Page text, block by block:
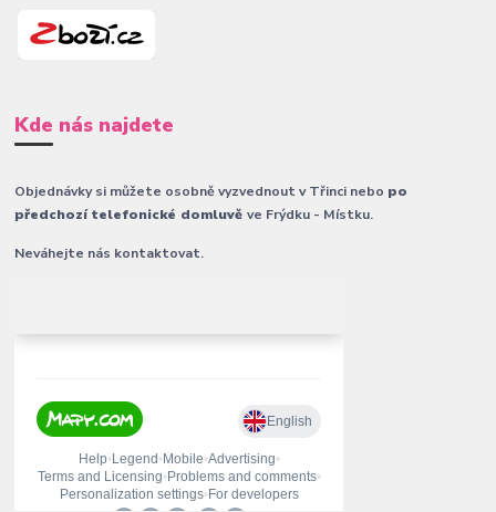
Kde nás najdete
Objednávky si můžete osobně vyzvednout v Třinci nebo po
předchozí telefonické domluvěve Frýdku - Místku.
Neváhejte nás kontaktovat.